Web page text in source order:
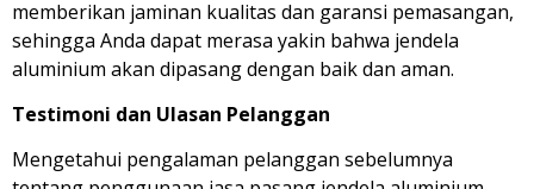
memberikan jaminan kualitas dan garansi pemasangan,
sehingga Anda dapat merasa yakin bahwa jendela
aluminium akan dipasang dengan baik dan aman.
Testimoni dan Ulasan Pelanggan
Mengetahui pengalaman pelanggan sebelumnya